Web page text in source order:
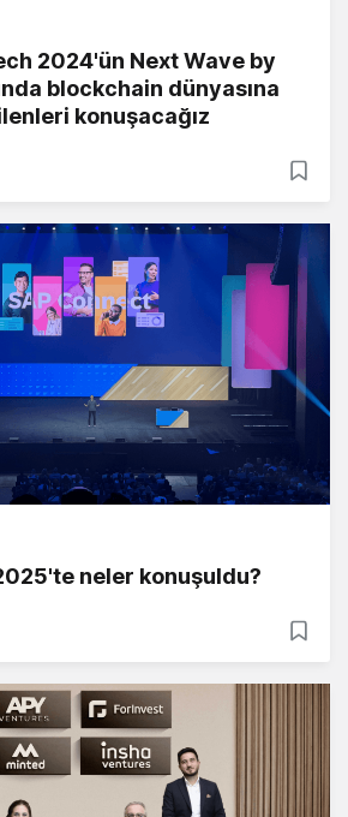
2024'ün Next Wave by
blockchain dünyasına
konuşacağız
neler konuşuldu?